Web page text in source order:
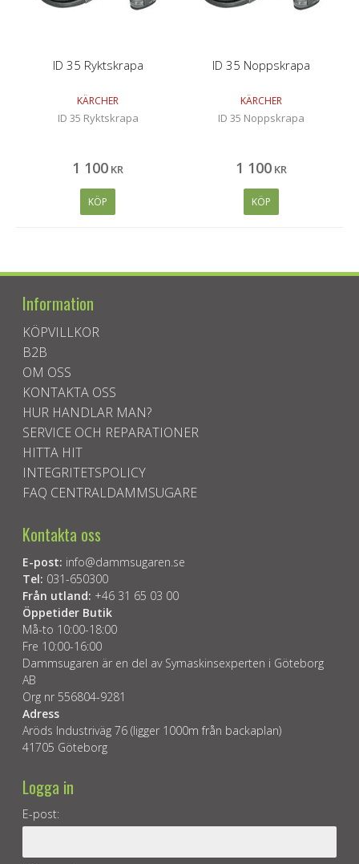
ID 35 Ryktskrapa
KÄRCHER
ID 35 Ryktskrapa
1 100 KR
KÖP
ID 35 Noppskrapa
KÄRCHER
ID 35 Noppskrapa
1 100 KR
KÖP
Information
KÖPVILLKOR
B2B
OM OSS
KONTAKTA OSS
HUR HANDLAR MAN?
SERVICE OCH REPARATIONER
HITTA HIT
INTEGRITETSPOLICY
FAQ CENTRALDAMMSUGARE
Kontakta oss
E-post: info@dammsugaren.se
Tel: 031-650300
Från utland: +46 31 65 03 00
Öppetider Butik
Må-to 10:00-18:00
Fre 10:00-16:00
Dammsugaren är en del av Symaskinsexperten i Göteborg
AB
Org nr 556804-9281
Adress
Aröds Industriväg 76 (ligger 1000m från backaplan)
41705 Göteborg
Logga in
E-post: